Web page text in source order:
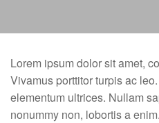
Lorem ipsum dolor sit amet,
Vivamus porttitor turpis ac
elementum ultrices. Nullam
nonummy non, lobortis a